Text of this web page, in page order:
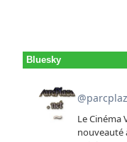
Bluesky